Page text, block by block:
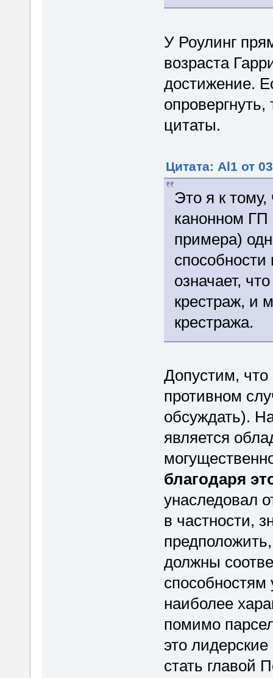
У Роулинг
возраста
достижение.
цитаты.
Цитата: Al1 от
Это я к
канонном ГП
примера)
означает,
крестраж, и
крестража.
Допустим, что
противном
обсуждать).
является
благодаря
унаследовал
в частности,
должны
способностям
наиболее
помимо
это
стать главой